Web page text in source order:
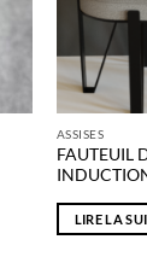
ASSISES
FAUTEUIL
LIRE LA